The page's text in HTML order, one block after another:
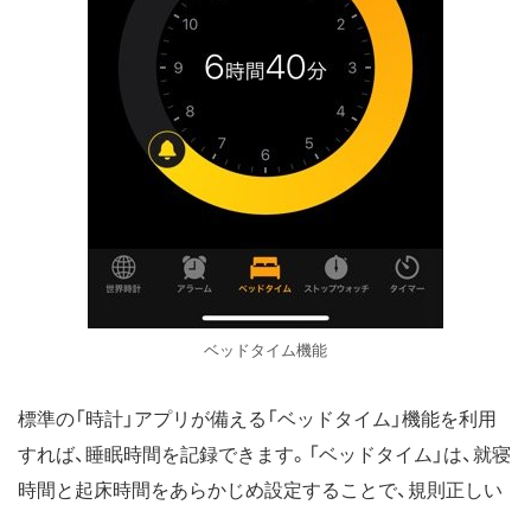
ベッドタイム機能
標準の「時計」アプリが備える「ベッドタイム」機能を利用
すれば、睡眠時間を記録できます。「ベッドタイム」は、就寝
時間と起床時間をあらかじめ設定することで、規則正しい